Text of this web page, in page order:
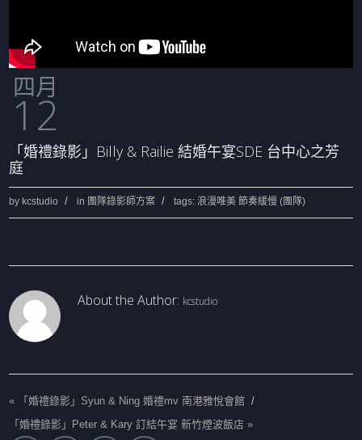
四月
12
「婚禮錄影」Billy & Railie 結婚午宴SDE 台中心之芳
庭
by kcstudio in 團隊錄影師方案 tags:浪漫唯美 節奏緩慢 (團隊)
About the Author: kcstudio
« 「婚禮錄影」Syun & Ning 婚禮mv 南港雅悅會館 /
「婚禮錄影」Peter & Kary 訂結午宴 新竹煙波飯店 »